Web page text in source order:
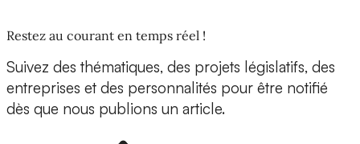
Restez au courant en temps réel !
Suivez des thématiques, des projets législatifs, des
entreprises et des personnalités pour être notifié
dès que nous publions un article.